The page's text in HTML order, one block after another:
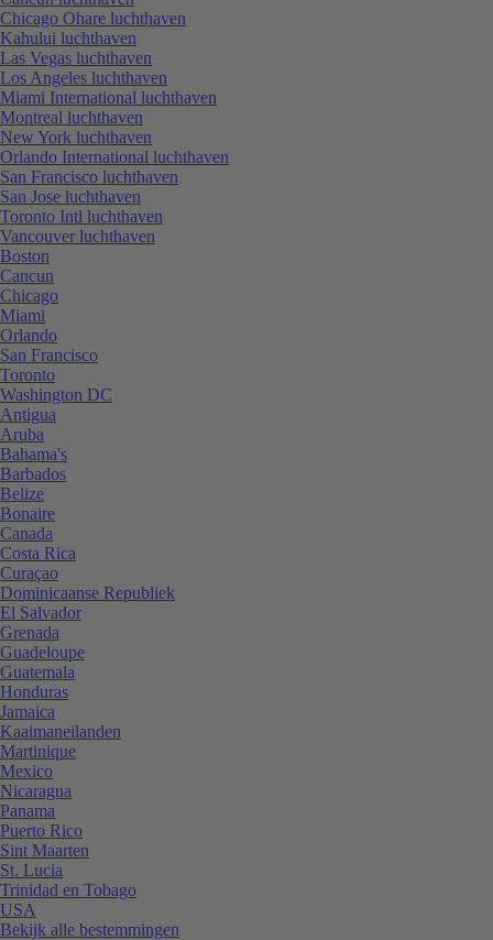
Chicago Ohare luchthaven
Kahului luchthaven
Las Vegas luchthaven
Los Angeles luchthaven
Miami International luchthaven
Montreal luchthaven
New York luchthaven
Orlando International luchthaven
San Francisco luchthaven
San Jose luchthaven
Toronto Intl luchthaven
Vancouver luchthaven
Boston
Cancun
Chicago
Miami
Orlando
San Francisco
Toronto
Washington DC
Antigua
Aruba
Bahama's
Barbados
Belize
Bonaire
Canada
Costa Rica
Curaçao
Dominicaanse Republiek
El Salvador
Grenada
Guadeloupe
Guatemala
Honduras
Jamaica
Kaaimaneilanden
Martinique
Mexico
Nicaragua
Panama
Puerto Rico
Sint Maarten
St. Lucia
Trinidad en Tobago
USA
Bekijk alle bestemmingen